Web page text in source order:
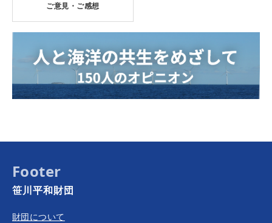
ご意見・ご感想
Footer
笹川平和財団
財団について